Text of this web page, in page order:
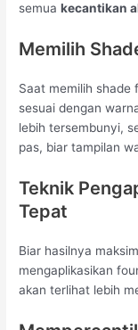
semuakecantikan
Memilih
Saat memilih shade
sesuai dengan
lebih tersembunyi,
pas, biar tampilan
Teknik
Tepat
Biar hasilnya
mengaplikasikan
akan terlihat lebih